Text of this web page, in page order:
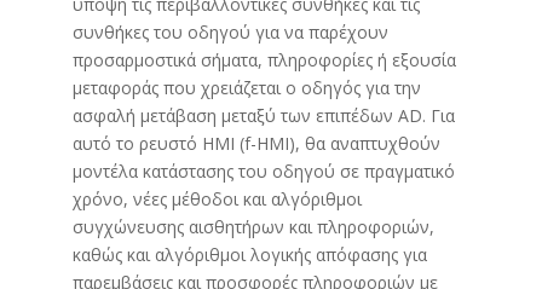
συνθήκες του οδηγού για να παρέχουν
προσαρμοστικά σήματα, πληροφορίες ή εξουσία
μεταφοράς που χρειάζεται ο οδηγός για την
ασφαλή μετάβαση μεταξύ των επιπέδων AD. Για
αυτό το ρευστό HMI (f-HMI), θα αναπτυχθούν
μοντέλα κατάστασης του οδηγού σε πραγματικό
χρόνο, νέες μέθοδοι και αλγόριθμοι
συγχώνευσης αισθητήρων και πληροφοριών,
καθώς και αλγόριθμοι λογικής απόφασης για
παρεμβάσεις και προσφορές πληροφοριών με